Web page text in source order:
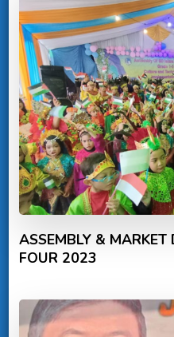
ASSEMBLY &
FOUR 2023